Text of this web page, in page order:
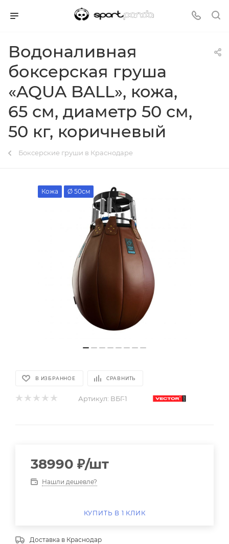
Водоналивная
боксерская груша
«AQUA BALL», кожа,
65 см, диаметр 50 см,
50 кг, коричневый
Боксерские груши в Краснодаре
Кожа Ø 50см
В ИЗБРАННОЕ СРАВНИТЬ
Артикул: ВБГ-1
38990 ₽/шт
Нашли дешевле?
КУПИТЬ В 1 КЛИК
Доставка в Краснодар